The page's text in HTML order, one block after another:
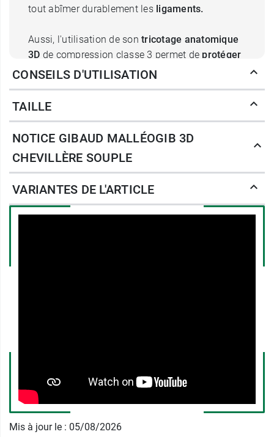
tout abîmer durablement les ligaments.
Aussi, l'utilisation de son tricotage anatomique
3D de compression classe 3 permet de protéger
l'articulation et d'améliorerla proprioception
un effet
à structure ajourée qui elle, évite les irritations au
cou-de-pied.
Enfin, cette chevillèreMalléogib 3Dest proposée
en deux coloris,bleuetrose, grâce à son
3D qui permet de révéler le travail des muscles
risque d'entorse. Elle ne contient pas de latex et
n'occasionne ainsi aucune allergie.
Les plus de la chevillère souple
CONSEILS D'UTILISATION
TAILLE
NOTICE GIBAUD MALLÉOGIB 3D
CHEVILLÈRE SOUPLE
VARIANTES DE L'ARTICLE
Mis à jour le : 05/08/2026